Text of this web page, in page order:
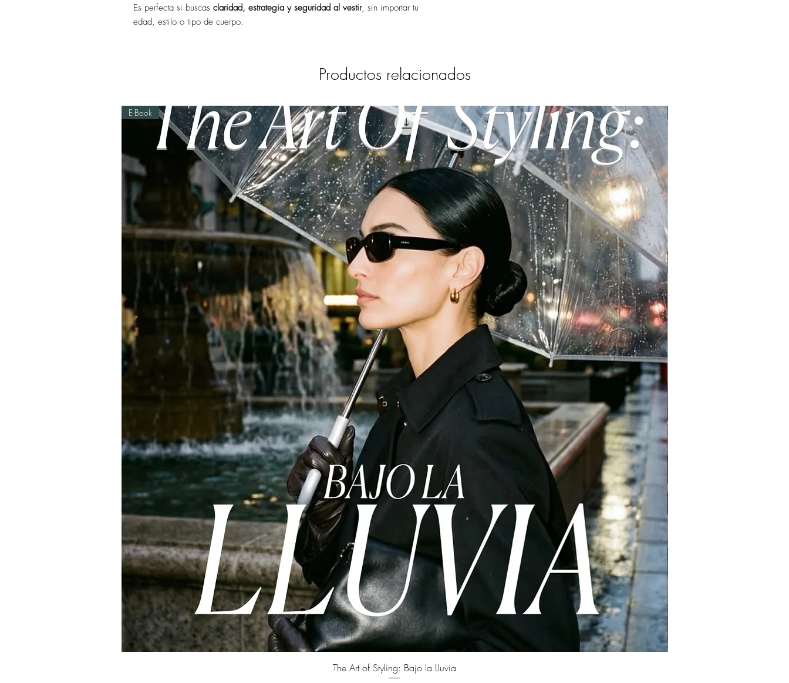
Es perfecta si buscas claridad, estrategia y seguridad al vestir, sin importar tu
edad, estilo o tipo de cuerpo.
Productos relacionados
Vista rápida
E-Book
The Art of Styling: Bajo la Lluvia